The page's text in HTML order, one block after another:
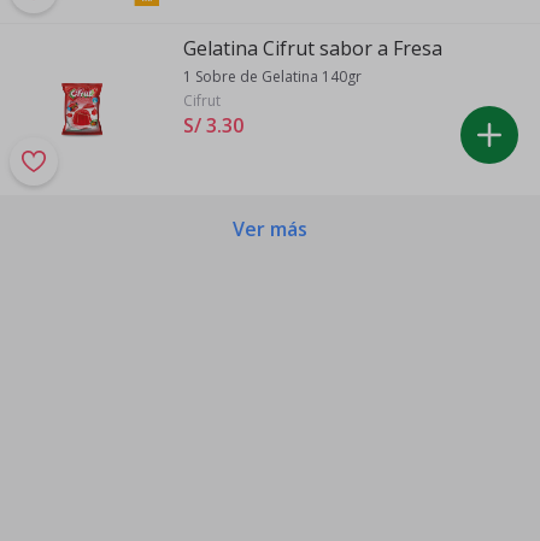
Gelatina Cifrut sabor a Fresa
1 Sobre de Gelatina 140gr
Cifrut
S/ 3.30
Ver más